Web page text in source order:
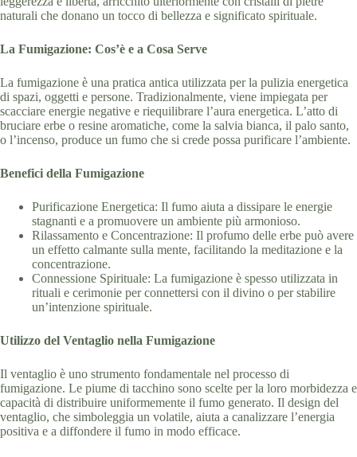
naturali che donano un tocco di bellezza e significato spirituale.
La Fumigazione: Cos’è e a Cosa Serve
La fumigazione è una pratica antica utilizzata per la pulizia energetica
di spazi, oggetti e persone. Tradizionalmente, viene impiegata per
scacciare energie negative e riequilibrare l’aura energetica. L’atto di
bruciare erbe o resine aromatiche, come la salvia bianca, il palo santo,
o l’incenso, produce un fumo che si crede possa purificare l’ambiente.
Benefici della Fumigazione
Purificazione Energetica: Il fumo aiuta a dissipare le energie
stagnanti e a promuovere un ambiente più armonioso.
Rilassamento e Concentrazione: Il profumo delle erbe può avere
un effetto calmante sulla mente, facilitando la meditazione e la
concentrazione.
Connessione Spirituale: La fumigazione è spesso utilizzata in
rituali e cerimonie per connettersi con il divino o per stabilire
un’intenzione spirituale.
Utilizzo del Ventaglio nella Fumigazione
Il ventaglio è uno strumento fondamentale nel processo di
fumigazione. Le piume di tacchino sono scelte per la loro morbidezza e
capacità di distribuire uniformemente il fumo generato. Il design del
ventaglio, che simboleggia un volatile, aiuta a canalizzare l’energia
positiva e a diffondere il fumo in modo efficace.